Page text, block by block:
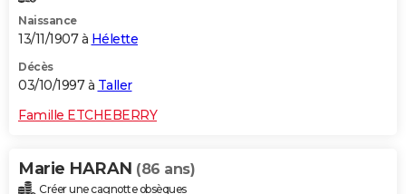
Naissance
13/11/1907 à Hélette
Décès
03/10/1997 à Taller
Famille ETCHEBERRY
Marie HARAN (86 ans)
Créer une cagnotte obsèques